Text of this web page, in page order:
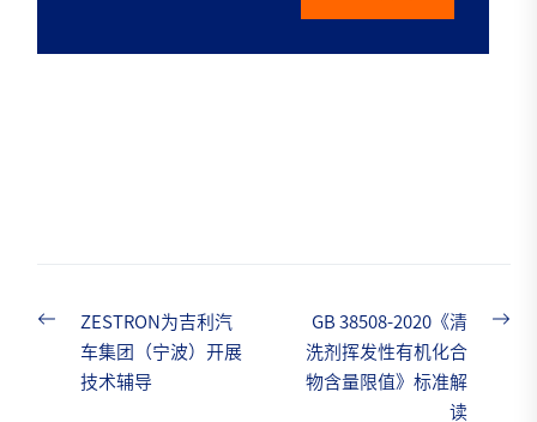
Post
PreviousZESTRON为吉利汽
车集团（宁波）开展
技术辅导
GB 38508-2020《清
洗剂挥发性有机化合
物含量限值》标准解
读